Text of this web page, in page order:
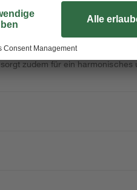
Die verstellbare Zarge mit
pflegeleichte und
Wandstärke einsetzen und bietet
an unterschiedliche bauliche
sorgt zudem für ein harmonisches